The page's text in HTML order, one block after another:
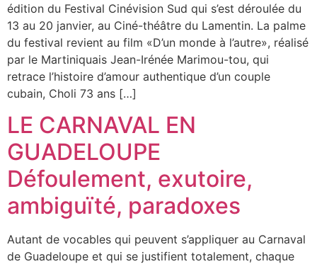
édition du Festival Cinévision Sud qui s’est déroulée du
13 au 20 janvier, au Ciné-théâtre du Lamentin. La palme
du festival revient au film «D’un monde à l’autre», réalisé
par le Martiniquais Jean-Irénée Marimou-tou, qui
retrace l’histoire d’amour authentique d’un couple
cubain, Choli 73 ans […]
LE CARNAVAL EN
GUADELOUPE
Défoulement, exutoire,
ambiguïté, paradoxes
Autant de vocables qui peuvent s’appliquer au Carnaval
de Guadeloupe et qui se justifient totalement, chaque